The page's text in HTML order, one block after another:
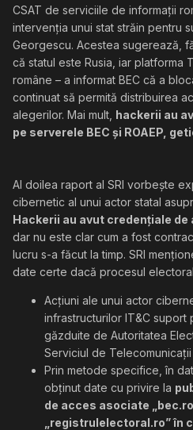
CSAT de serviciile de informații
intervenția unui stat străin pentru
Georgescu. Acestea sugerează,
că statul este Rusia, iar platforma
române – a informat BEC că a
continuat să permită distribuirea
alegerilor. Mai mult, hackerii au
pe serverele BEC și ROAEP,
Al doilea raport al SRI vorbește
cibernetic al unui actor statal
Hackerii au avut credențiale de
dar nu este clar cum a fost
lucru s-a făcut la timp. SRI
date certe dacă procesul
Acțiuni ale unui actor
infrastructurilor IT&C suport
găzduite de Autoritatea
Serviciul de
Prin metode specifice, în
obținut date cu privire la
de acces asociate
„registrulelectoral.ro” în